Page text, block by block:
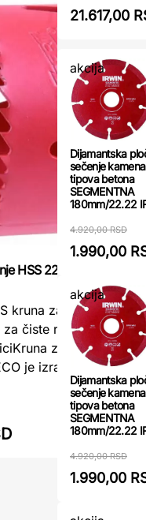
HSS 22mm MODECO
kruna za bušenje
čiste rupe u metalu,
za bušenje HSS
je izrađena od bi-
21.617,00
akcija
Dijamantska
sečenje
tipova betona
SEGMENTNA
180mm/22.22
4.920,00 RSD
1.990,00
akcija
Dijamantska
sečenje
tipova betona
SEGMENTNA
180mm/22.22
4.920,00 RSD
1.990,00